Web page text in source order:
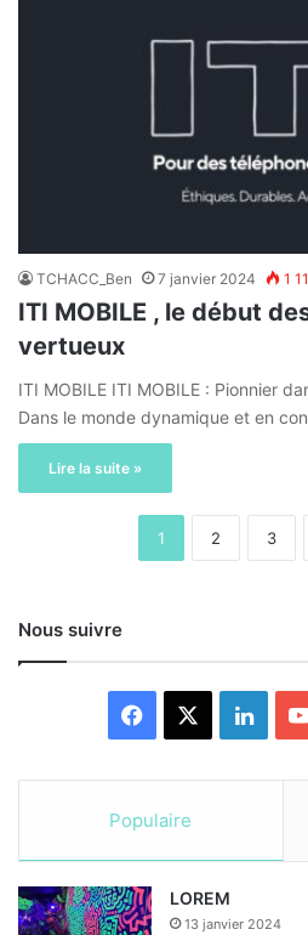
TCHACC_Ben 7 janvier 2024 1
ITI MOBILE , le début
vertueux
ITI MOBILE ITI MOBILE : Pionnier
Dans le monde dynamique et en
Lire la suite »
1 2 3
Nous suivre
c
e
b
L
k
Populaire
LOREM
13 janvier 2024